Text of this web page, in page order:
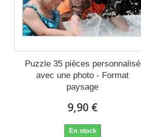
Puzzle 35 pièces personnalisé
avec une photo - Format
paysage
9,90 €
En stock